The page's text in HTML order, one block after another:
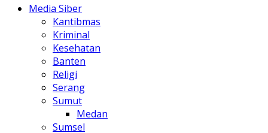
Media Siber
Kantibmas
Kriminal
Kesehatan
Banten
Religi
Serang
Sumut
Medan
Sumsel